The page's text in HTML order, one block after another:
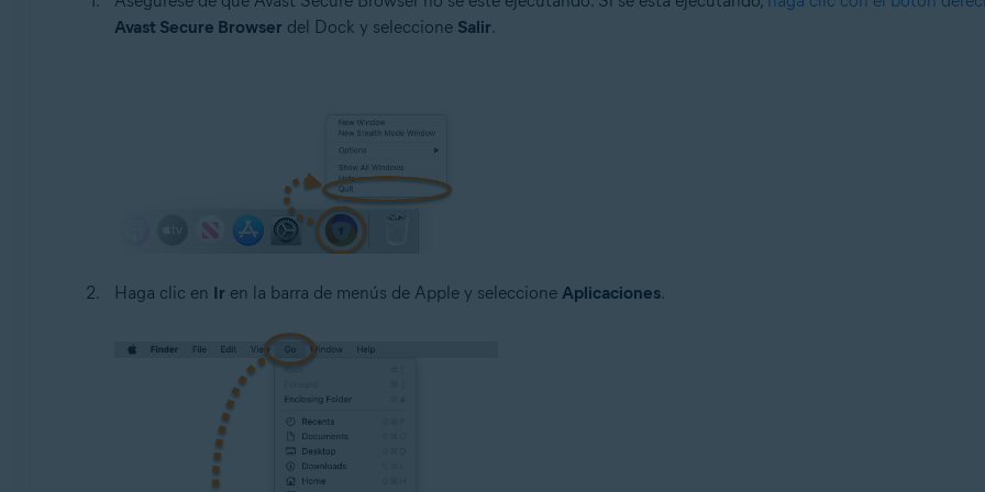
Avast Secure Browser del Dock y seleccione Salir.
Haga clic en Ir en la barra de menús de Apple y seleccione Aplicaciones.